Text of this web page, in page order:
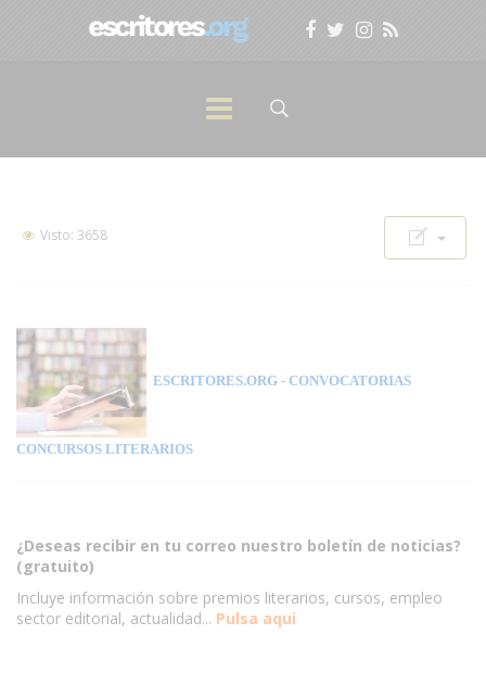
Visto: 3658
ESCRITORES.ORG - CONVOCATORIAS
CONCURSOS LITERARIOS
¿Deseas recibir en tu correo nuestro boletín de noticias?
(gratuito)
Incluye información sobre premios literarios, cursos, empleo
sector editorial, actualidad... Pulsa aqui